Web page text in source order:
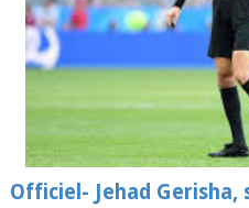
Officiel- Jehad Gerisha,